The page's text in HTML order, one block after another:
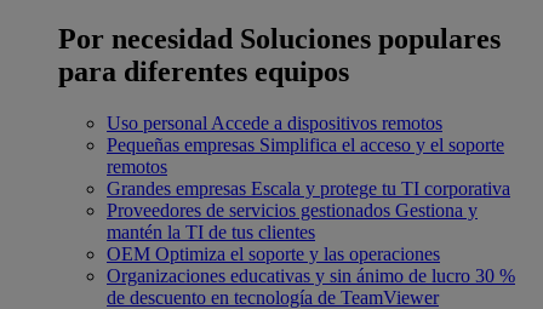
Por necesidad Soluciones populares
para diferentes equipos
Uso personal Accede a dispositivos remotos
Pequeñas empresas Simplifica el acceso y el soporte
remotos
Grandes empresas Escala y protege tu TI corporativa
Proveedores de servicios gestionados Gestiona y
mantén la TI de tus clientes
OEM Optimiza el soporte y las operaciones
Organizaciones educativas y sin ánimo de lucro 30 %
de descuento en tecnología de TeamViewer